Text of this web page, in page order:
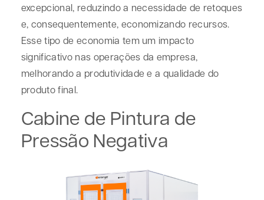
excepcional, reduzindo a necessidade de retoques
e, consequentemente, economizando recursos.
Esse tipo de economia tem um impacto
significativo nas operações da empresa,
melhorando a produtividade e a qualidade do
produto final.
Cabine de Pintura de
Pressão Negativa